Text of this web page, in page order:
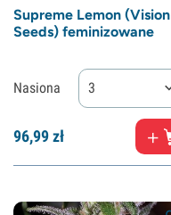
Supreme Lemon (Vision
Seeds) feminizowane
Nasiona 3
96,99zł